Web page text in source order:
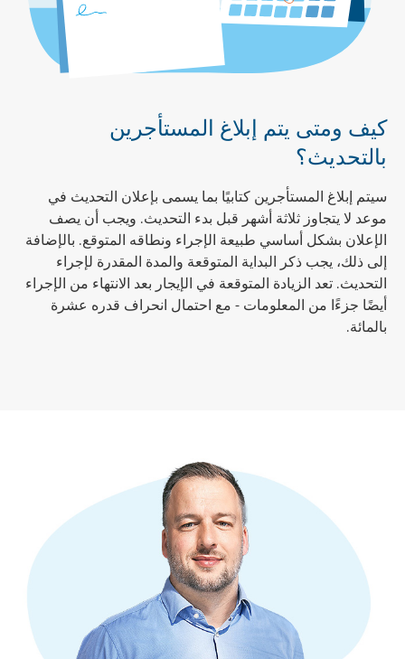
كيف ومتى يتم إبلاغ المستأجرين
بالتحديث؟
سيتم إبلاغ المستأجرين كتابيًا بما يسمى بإعلان التحديث في
موعد لا يتجاوز ثلاثة أشهر قبل بدء التحديث. ويجب أن يصف
الإعلان بشكل أساسي طبيعة الإجراء ونطاقه المتوقع. بالإضافة
إلى ذلك، يجب ذكر البداية المتوقعة والمدة المقدرة لإجراء
التحديث. تعد الزيادة المتوقعة في الإيجار بعد الانتهاء من الإجراء
أيضًا جزءًا من المعلومات - مع احتمال انحراف قدره عشرة
بالمائة.